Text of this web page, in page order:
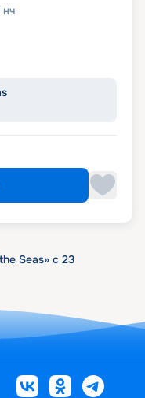
нч
Seas» с 23